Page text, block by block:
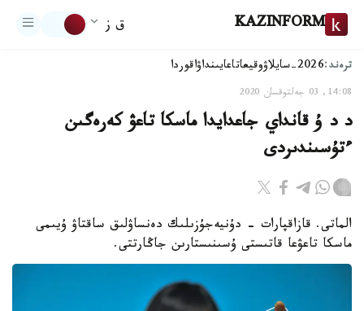
KAZINFORM ق ز
ترەند:2026-سايلاۋ وقيعاتاعايىنداۋاقوردا
14:08, 03 جەلتوقسان 2020
د د ۇ قانداي جاعدايدا ماسكا تاعۋ كەرەگىن
ءتۇسىندىردى
الماتى. قازاقپارات - دۇنيەجۇزىلىك دەنساۋلىق ساقتاۋ ۇيىمى
ماسكا تاعۋعا قاتىستى ۇسىنىستارىن جاڭارتتى.